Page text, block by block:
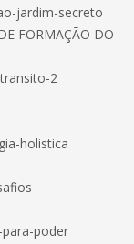
jardim-secreto
FORMAÇÃO DO
2
holistica
poder